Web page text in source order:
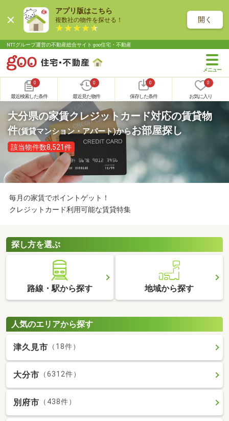
アプリ版はこちら
複数社の物件を探せる！ 開く
NTTグループ運営の不動産総合サイト goo住宅・不動産
0
最近検索した条件
0
最近見た物件
0
保存した条件
0
お気に入り
大分県の家賃クレジットカード対応の賃貸物
件(賃貸マンション・アパート)からお部屋探し
該当物件数8,521件
毎月の家賃でポイントゲット！
クレジットカード利用可能な賃貸特集
探し方を選ぶ
路線・駅から探す 地域から探す
人気のエリアから探す
津久見市 （18件）
大分市 （6312件）
別府市 （438件）